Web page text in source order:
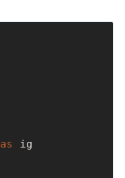
as ig